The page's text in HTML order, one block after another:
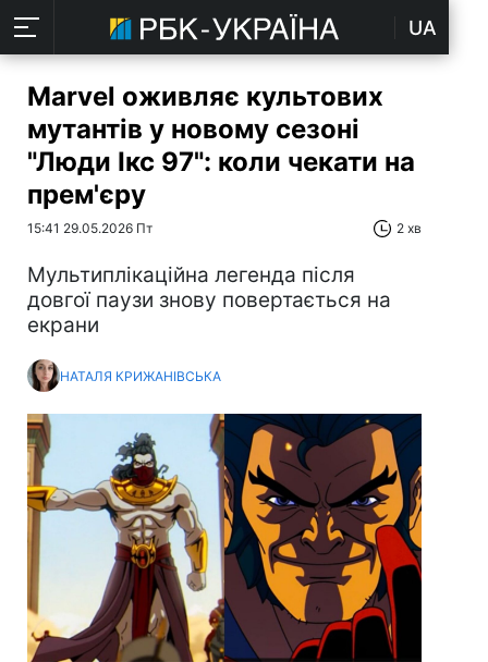
UA
Marvel оживляє культових
мутантів у новому сезоні
"Люди Ікс 97": коли чекати на
прем'єру
15:41 29.05.2026 Пт 2 хв
Мультиплікаційна легенда після
довгої паузи знову повертається на
екрани
НАТАЛЯ КРИЖАНІВСЬКА